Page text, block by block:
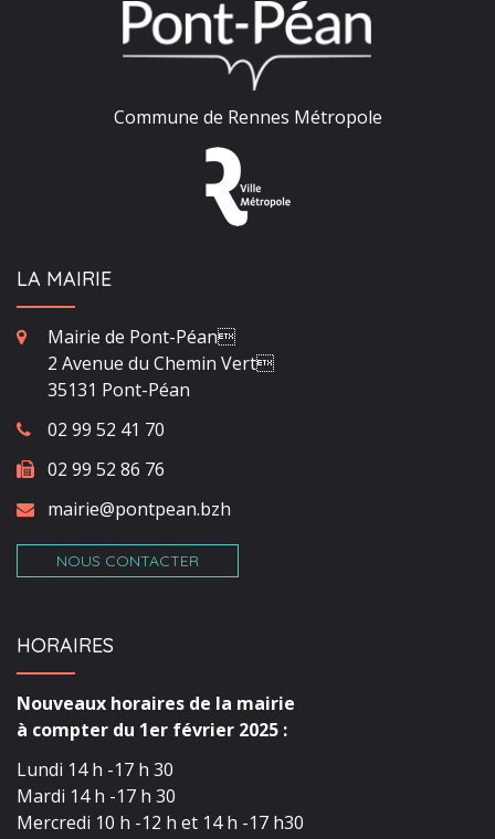
Commune de Rennes Métropole
LA MAIRIE
Mairie de Pont-Péan
2 Avenue du Chemin Vert
35131 Pont-Péan
02 99 52 41 70
02 99 52 86 76
mairie@pontpean.bzh
NOUS CONTACTER
HORAIRES
Nouveaux horaires de la mairie
à compter du 1er février 2025 :
Lundi 14 h -17 h 30
Mardi 14 h -17 h 30
Mercredi 10 h -12 h et 14 h -17 h30